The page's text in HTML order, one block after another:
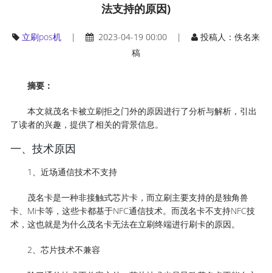
法支持的原因)
立刷pos机| 2023-04-19 00:00 |
投稿人：佚名来
稿
摘要：
本文就茂名卡被立刷拒之门外的原因进行了分析与解析，引出
了读者的兴趣，提供了相关的背景信息。
一、技术原因
1、近场通信技术不支持
茂名卡是一种非接触式芯片卡，而立刷主要支持的是独角兽
卡、Mi卡等，这些卡都基于NFC通信技术。而茂名卡不支持NFC技
术，这也就是为什么茂名卡无法在立刷终端进行刷卡的原因。
2、芯片技术不兼容